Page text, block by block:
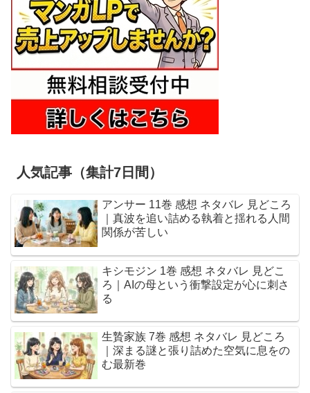
人気記事（集計7日間）
アンサー 11巻 感想 ネタバレ 見どころ
｜真波を追い詰める執着と揺れる人間
関係が苦しい
キシモジン 1巻 感想 ネタバレ 見どこ
ろ｜AIの母という衝撃設定が心に刺さ
る
生贄家族 7巻 感想 ネタバレ 見どころ
｜深まる謎と張り詰めた空気に息をの
む最新巻